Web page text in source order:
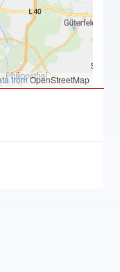
fromOpenStreetMap